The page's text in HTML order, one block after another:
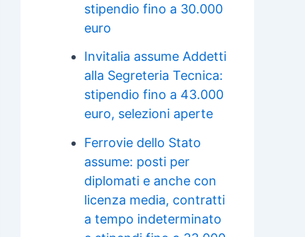
stipendio fino a 30.000
euro
Invitalia assume Addetti
alla Segreteria Tecnica:
stipendio fino a 43.000
euro, selezioni aperte
Ferrovie dello Stato
assume: posti per
diplomati e anche con
licenza media, contratti
a tempo indeterminato